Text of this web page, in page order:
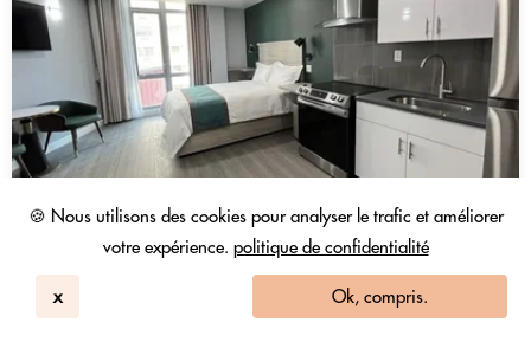
🍪 Nous utilisons des cookies pour analyser le trafic et améliorer
votre expérience. politique de confidentialité
x Ok, compris.